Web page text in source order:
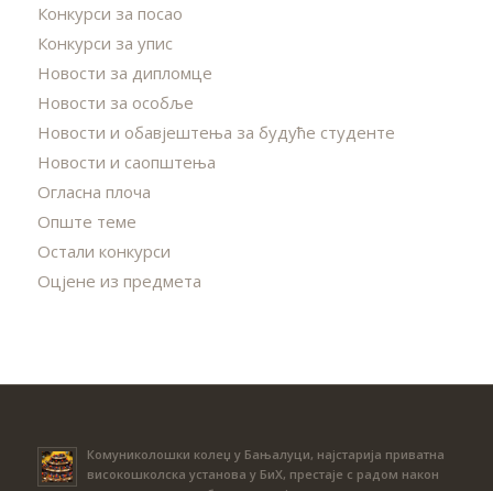
Конкурси за посао
Конкурси за упис
Новости за дипломце
Новости за особље
Новости и обавјештења за будуће студенте
Новости и саопштења
Огласна плоча
Опште теме
Остали конкурси
Оцјене из предмета
Комуниколошки колеџ у Бањалуци, најстарија приватна
високошколска установа у БиХ, престаје с радом након